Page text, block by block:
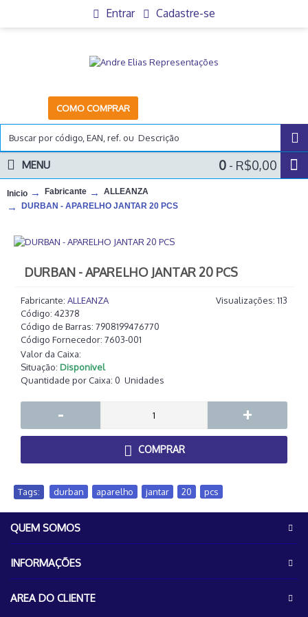
Entrar Cadastre-se
COMO COMPRAR
0 - R$0,00
MENU
Inicio Fabricante
ALLEANZA
DURBAN - APARELHO JANTAR 20 PCS
DURBAN - APARELHO JANTAR 20 PCS
Visualizações: 113
Fabricante: ALLEANZA
Código: 42378
Código de Barras: 7908199476770
Código Fornecedor: 7603-001
Valor da Caixa:
Situação: Disponivel
Quantidade por Caixa: 0 Unidades
- +
COMPRAR
Tags: durban aparelho jantar 20 pcs
QUEM SOMOS
INFORMAÇÕES
AREA DO CLIENTE